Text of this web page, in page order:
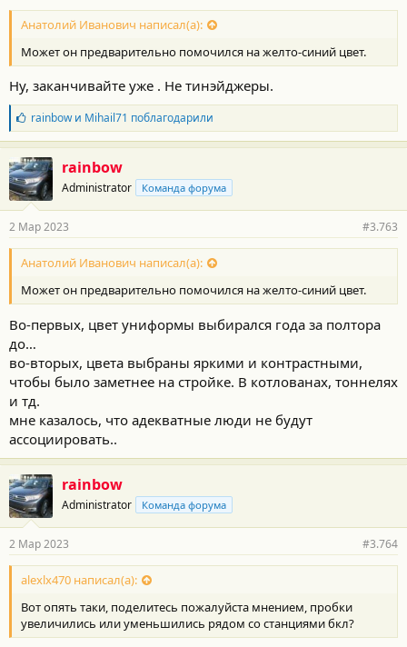
Анатолий Иванович написал(а):
Может он предварительно помочился на желто-синий цвет.
Ну, заканчивайте уже . Не тинэйджеры.
Б
л
а
г
о
д
а
н
о
с
и
:
rainbowи Mihail71 поблагодарили
rainbow
Administrator Команда форума
2 Мар 2023 #3.763
Анатолий Иванович написал(а):
Может он предварительно помочился на желто-синий цвет.
Во-первых, цвет униформы выбирался года за полтора
до…
во-вторых, цвета выбраны яркими и контрастными,
чтобы было заметнее на стройке. В котлованах, тоннелях
и тд.
мне казалось, что адекватные люди не будут
ассоциировать..
rainbow
Administrator Команда форума
2 Мар 2023 #3.764
alexlx470 написал(а):
Вот опять таки, поделитесь пожалуйста мнением, пробки
увеличились или уменьшились рядом со станциями бкл?